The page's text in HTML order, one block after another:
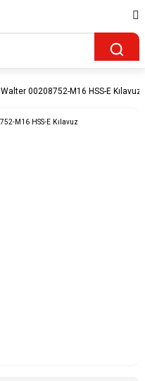
Walter 00208752-M16 HSS-E Kılavuz